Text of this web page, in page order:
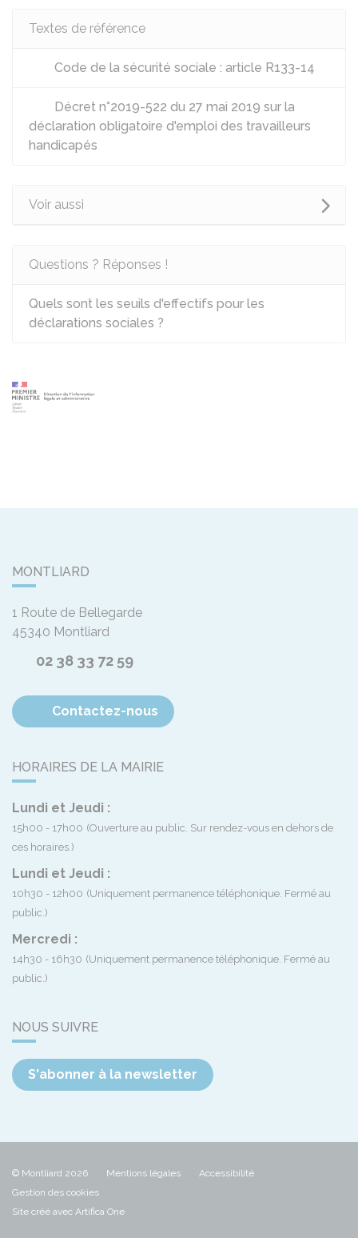
Textes de référence
Code de la sécurité sociale : article R133-14
Décret n°2019-522 du 27 mai 2019 sur la
déclaration obligatoire d'emploi des travailleurs
handicapés
Voir aussi
Questions ? Réponses !
Quels sont les seuils d'effectifs pour les
déclarations sociales ?
MONTLIARD
1 Route de Bellegarde
45340 Montliard
02 38 33 72 59
Contactez-nous
HORAIRES DE LA MAIRIE
Lundi et Jeudi :
15h00 - 17h00 (Ouverture au public. Sur rendez-vous en dehors de
ces horaires.)
Lundi et Jeudi :
10h30 - 12h00 (Uniquement permanence téléphonique. Fermé au
public.)
Mercredi :
14h30 - 16h30 (Uniquement permanence téléphonique. Fermé au
public.)
NOUS SUIVRE
S'abonner à la newsletter
© Montliard 2026 Mentions légales
Accessibilité
Gestion des cookies
Site créé avec Artifica One